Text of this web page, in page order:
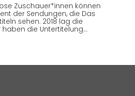
Zuschauer*innen können
der Sendungen, die Das
sehen. 2018 lag die
haben die Untertitelung…